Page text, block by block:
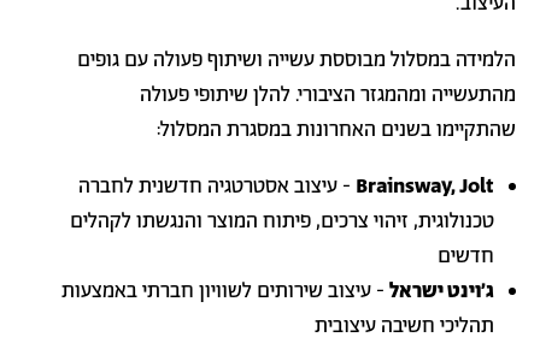
הלמידה במסלול מבוססת עשייה ושיתוף פעולה עם גופים
מהתעשייה ומהמגזר הציבורי. להלן שיתופי פעולה
שהתקיימו בשנים האחרונות במסגרת המסלול:
Brainsway, Jolt - עיצוב אסטרטגיה חדשנית לחברה
טכנולוגית, זיהוי צרכים, פיתוח המוצר והנגשתו לקהלים
חדשים
ג׳וינט ישראל - עיצוב שירותים לשוויון חברתי באמצעות
תהליכי חשיבה עיצובית